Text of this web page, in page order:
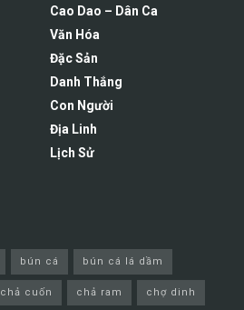
Cao Dao – Dân Ca
Văn Hóa
Đặc Sản
Danh Thắng
Con Người
Địa Linh
Lịch Sử
bún cá bún cá lá dầm
chả cuốn chả ram chợ dinh